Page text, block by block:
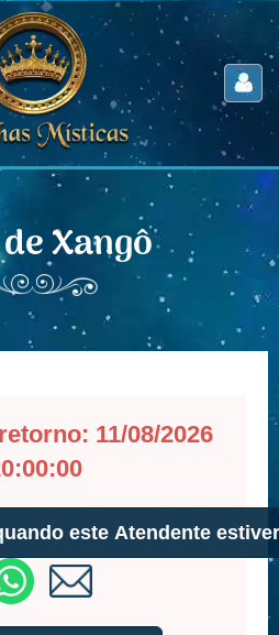
Xangô
11/08/2026
este Atendente